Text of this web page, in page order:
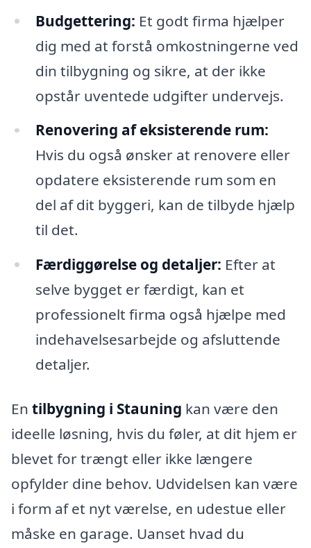
Budgettering: Et godt firma hjælper
dig med at forstå omkostningerne ved
din tilbygning og sikre, at der ikke
opstår uventede udgifter undervejs.
Renovering af eksisterende rum:
Hvis du også ønsker at renovere eller
opdatere eksisterende rum som en
del af dit byggeri, kan de tilbyde hjælp
til det.
Færdiggørelse og detaljer: Efter at
selve bygget er færdigt, kan et
professionelt firma også hjælpe med
indehavelsesarbejde og afsluttende
detaljer.
En tilbygning i Stauning kan være den
ideelle løsning, hvis du føler, at dit hjem er
blevet for trængt eller ikke længere
opfylder dine behov. Udvidelsen kan være
i form af et nyt værelse, en udestue eller
måske en garage. Uanset hvad du